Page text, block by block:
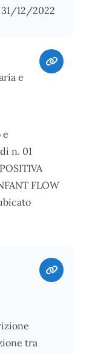
12/2022
e
e
n. 01
FLOW
tra